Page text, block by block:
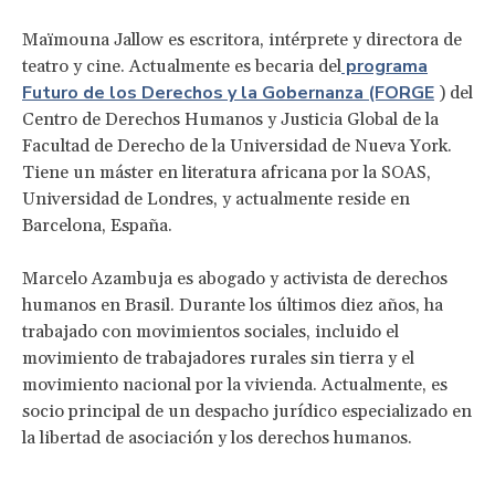
Maïmouna Jallow es escritora, intérprete y directora de
teatro y cine. Actualmente es becaria delprograma
Futuro de los Derechos y la Gobernanza (FORGE ) del
Centro de Derechos Humanos y Justicia Global de la
Facultad de Derecho de la Universidad de Nueva York.
Tiene un máster en literatura africana por la SOAS,
Universidad de Londres, y actualmente reside en
Barcelona, España.
Marcelo Azambuja es abogado y activista de derechos
humanos en Brasil. Durante los últimos diez años, ha
trabajado con movimientos sociales, incluido el
movimiento de trabajadores rurales sin tierra y el
movimiento nacional por la vivienda. Actualmente, es
socio principal de un despacho jurídico especializado en
la libertad de asociación y los derechos humanos.